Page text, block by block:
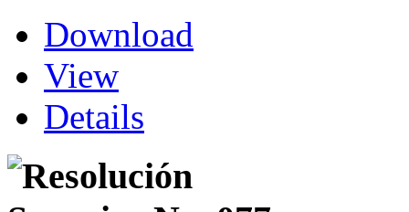
Download
View
Details